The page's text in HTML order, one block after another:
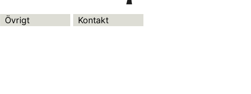
Övrigt Kontakt